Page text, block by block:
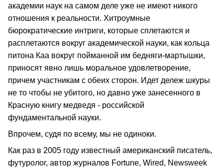
академии наук на самом деле уже не имеют никого
отношения к реальности. Хитроумные
бюрократические интриги, которые сплетаются и
расплетаются вокруг академической науки, как кольца
питона Каа вокруг пойманной им бедняги-мартышки,
приносят явно лишь моральное удовлетворение,
причем участникам с обеих сторон. Идет дележ шкуры
не то чтобы не убитого, но давно уже занесенного в
Красную книгу медведя - российской
фундаментальной науки.
Впрочем, судя по всему, мы не одиноки.
Как раз в 2005 году известный американский писатель,
футуролог, автор журналов Fortune, Wired, Newsweek